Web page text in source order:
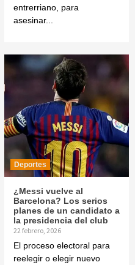
entrerriano, para
asesinar...
Deportes
¿Messi vuelve al
Barcelona? Los serios
planes de un candidato a
la presidencia del club
22 febrero, 2026
El proceso electoral para
reelegir o elegir nuevo